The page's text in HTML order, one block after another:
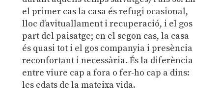
el primer cas la casa és refugi ocasional,
lloc d’avituallament i recuperació, i el gos
part del paisatge; en el segon cas, la casa
és quasi tot i el gos companyia i presència
reconfortant i necessària. És la diferència
entre viure cap a fora o fer-ho cap a dins:
les edats de la mateixa vida.